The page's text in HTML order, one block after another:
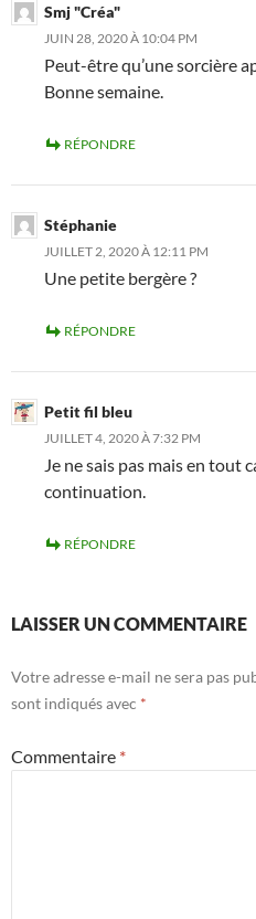
Smj "Créa"
JUIN 28, 2020 À 10:04 PM
Peut-être qu’une sorcière
Bonne semaine.
RÉPONDRE
Stéphanie
JUILLET 2, 2020 À 12:11 PM
Une petite bergère ?
RÉPONDRE
Petit fil bleu
JUILLET 4, 2020 À 7:32 PM
Je ne sais pas mais en tout
continuation.
RÉPONDRE
LAISSER UN COMMENTAIRE
Votre adresse e-mail ne sera pas
sont indiqués avec *
Commentaire *